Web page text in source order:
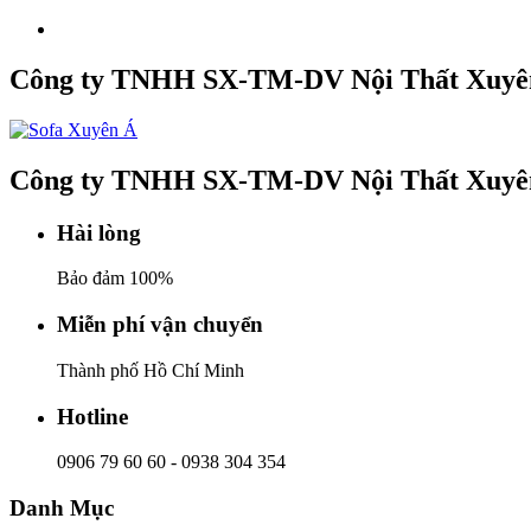
Công ty TNHH SX-TM-DV Nội Thất
Công ty TNHH SX-TM-DV Nội Thất
Hài lòng
Bảo đảm 100%
Miễn phí vận chuyển
Thành phố Hồ Chí Minh
Hotline
0906 79 60 60 - 0938 304 354
Danh Mục